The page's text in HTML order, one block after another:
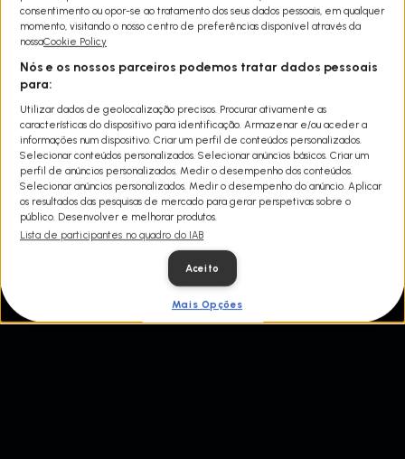
consentimento ou opor-se ao tratamento dos seus dados pessoais, em qualquer
momento, visitando o nosso centro de preferências disponível através da
nossaCookie Policy
Nós e os nossos parceiros podemos tratar dados pessoais
para:
Utilizar dados de geolocalização precisos. Procurar ativamente as
características do dispositivo para identificação. Armazenar e/ou aceder a
informações num dispositivo. Criar um perfil de conteúdos personalizados.
Selecionar conteúdos personalizados. Selecionar anúncios básicos. Criar um
perfil de anúncios personalizados. Medir o desempenho dos conteúdos.
Selecionar anúncios personalizados. Medir o desempenho do anúncio. Aplicar
os resultados das pesquisas de mercado para gerar perspetivas sobre o
público. Desenvolver e melhorar produtos.
Lista de participantes no quadro do IAB
Aceito
Mais Opções